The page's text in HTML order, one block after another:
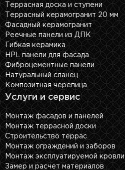
Террасная доска и ступени
Террасный керамогранит 20 мм
Фасадный керамогранит
Реечные панели из ДПК
Гибкая керамика
HPL панели для фасада
Фиброцементные панели
Натуральный сланец
Композитная черепица
Услуги и сервис
Монтаж фасадов и панелей
Монтаж террасной доски
Строительство террас
Монтаж ограждений и заборов
Монтаж эксплуатируемой кровли
Замер и расчет материалов